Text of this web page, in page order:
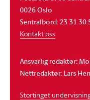
0026 Oslo
Sentralbord: 23 31 30
Kontakt oss
Ansvarlig redaktør:
Nettredaktør: Lars
Stortinget